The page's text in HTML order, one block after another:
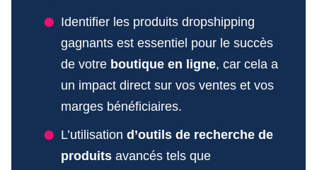
Identifier les produits dropshipping
gagnants est essentiel pour le succès
de votre boutique en ligne, car cela a
un impact direct sur vos ventes et vos
marges bénéficiaires.
L’utilisation d’outils de recherche de
produits avancés tels que